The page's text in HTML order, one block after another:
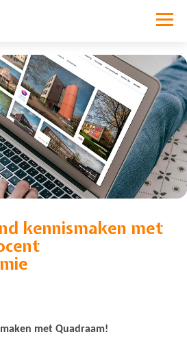
actief
kennismaken met
met Quadraam!